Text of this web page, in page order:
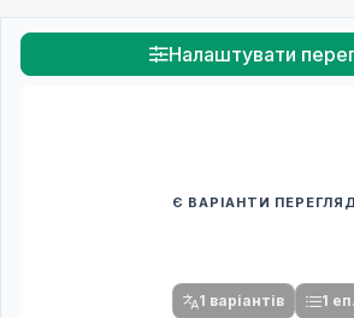
Налаштувати
Є ВАРІАНТИ
1 варіантів 1 еп.